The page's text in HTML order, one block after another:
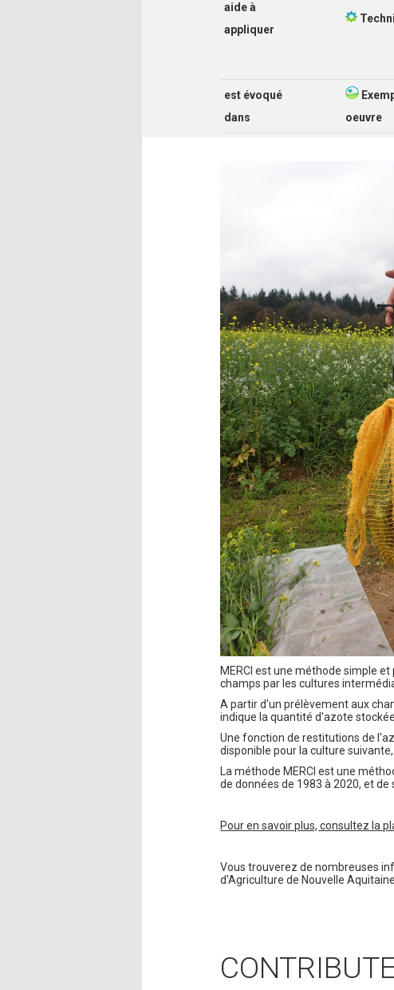
aide à
appliquer
est évoqué
dans
oeuvre
MERCI est une méthode simple
champs par les cultures
A partir d'un prélèvement aux
indique la quantité d'azote
Une fonction de restitutions de
disponible pour la culture
La méthode MERCI est une
de données de 1983 à 2020, et de
Pour en savoir plus, consultez la
Vous trouverez de nombreuses
d'Agriculture de Nouvelle Aquitaine.